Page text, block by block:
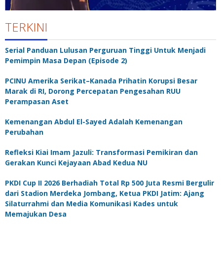
TERKINI
Serial Panduan Lulusan Perguruan Tinggi Untuk Menjadi
Pemimpin Masa Depan (Episode 2)
PCINU Amerika Serikat–Kanada Prihatin Korupsi Besar
Marak di RI, Dorong Percepatan Pengesahan RUU
Perampasan Aset
Kemenangan Abdul El-Sayed Adalah Kemenangan
Perubahan
Refleksi Kiai Imam Jazuli: Transformasi Pemikiran dan
Gerakan Kunci Kejayaan Abad Kedua NU
PKDI Cup II 2026 Berhadiah Total Rp 500 Juta Resmi Bergulir
dari Stadion Merdeka Jombang, Ketua PKDI Jatim: Ajang
Silaturrahmi dan Media Komunikasi Kades untuk
Memajukan Desa